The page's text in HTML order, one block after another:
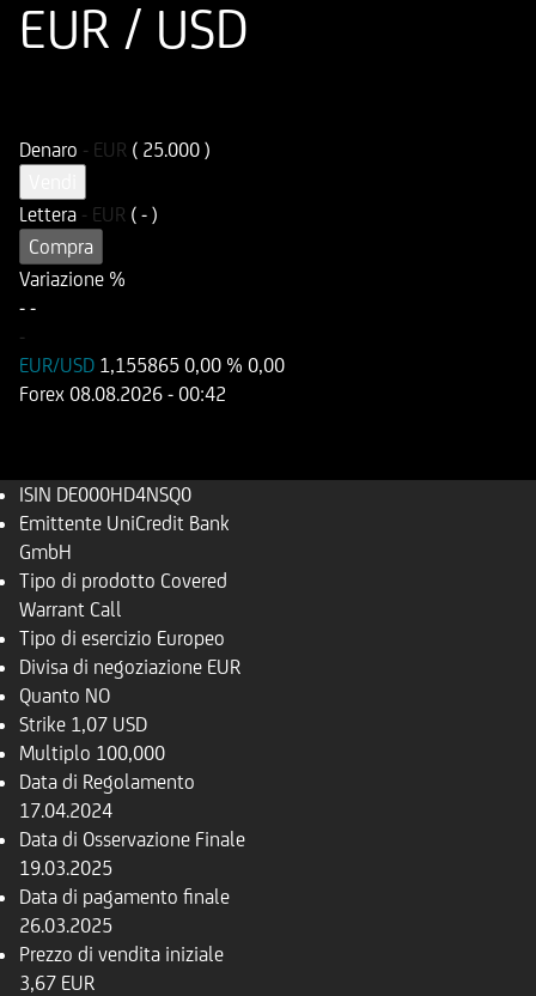
EUR / USD
Denaro - EUR ( 25.000 )
Lettera - EUR ( - )
Compra
Variazione %
- -
-
EUR/USD 1,155865 0,00 % 0,00
Forex 08.08.2026 - 00:42
ISIN DE000HD4NSQ0
Emittente UniCredit Bank
GmbH
Tipo di prodotto Covered
Warrant Call
Tipo di esercizio Europeo
Divisa di negoziazione EUR
Quanto NO
Strike 1,07 USD
Multiplo 100,000
Data di Regolamento
17.04.2024
Data di Osservazione Finale
19.03.2025
Data di pagamento finale
26.03.2025
Prezzo di vendita iniziale
3,67 EUR